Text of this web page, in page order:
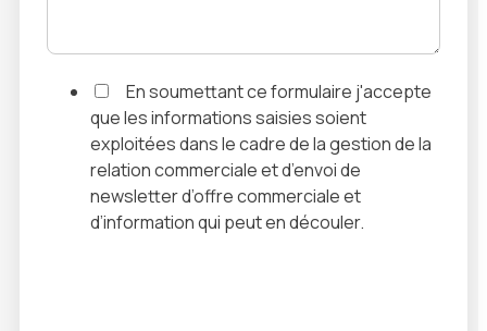
En soumettant ce formulaire j'accepte
que les informations saisies soient
exploitées dans le cadre de la gestion de la
relation commerciale et d’envoi de
newsletter d’offre commerciale et
d’information qui peut en découler.